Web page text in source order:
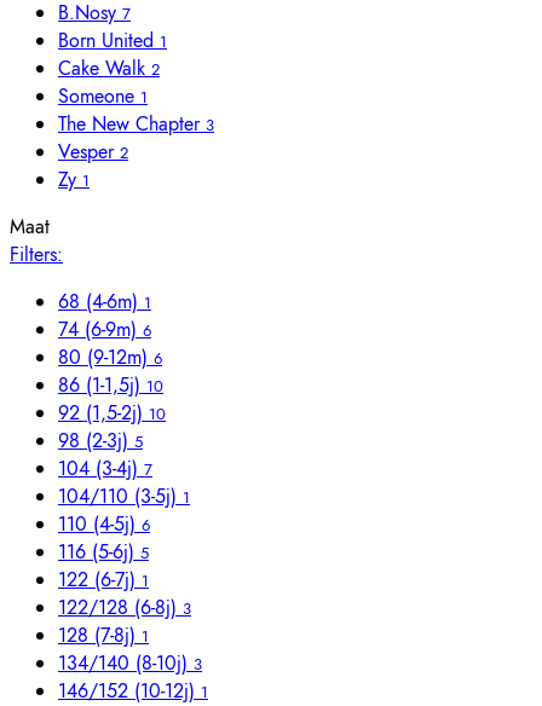
B.Nosy 7
Born United 1
Cake Walk 2
Someone 1
The New Chapter 3
Vesper 2
Zy 1
Maat
Filters:
68 (4-6m) 1
74 (6-9m) 6
80 (9-12m) 6
86 (1-1,5j) 10
92 (1,5-2j) 10
98 (2-3j) 5
104 (3-4j) 7
104/110 (3-5j) 1
110 (4-5j) 6
116 (5-6j) 5
122 (6-7j) 1
122/128 (6-8j) 3
128 (7-8j) 1
134/140 (8-10j) 3
146/152 (10-12j) 1